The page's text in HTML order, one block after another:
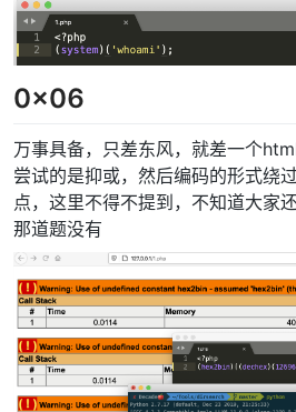
0x06
万事具备，只差东风，就差一个
尝试的是抑或，然后编码的形式绕
点，这里不得不提到，不知道大家
那道题没有